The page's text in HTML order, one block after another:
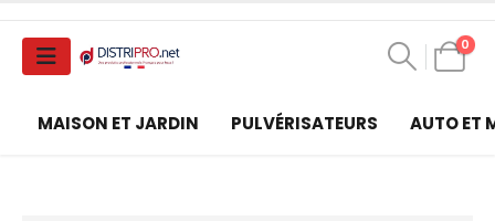
0
MAISON ET JARDIN PULVÉRISATEURS AUTO ET